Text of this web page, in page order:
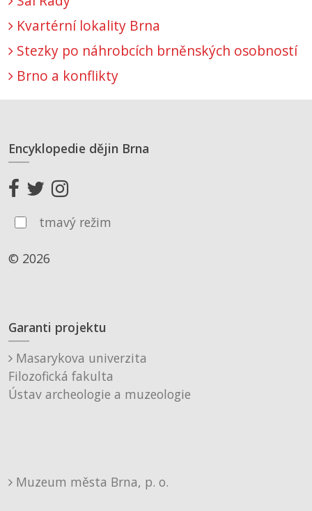
Kvartérní lokality Brna
Stezky po náhrobcích brněnských osobností
Brno a konflikty
Encyklopedie dějin Brna
tmavý režim
© 2026
Garanti projektu
Masarykova univerzita
Filozofická fakulta
Ústav archeologie a muzeologie
Muzeum města Brna, p. o.